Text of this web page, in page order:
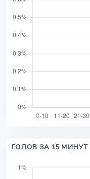
ГОЛОВ ЗА 15 МИНУТ